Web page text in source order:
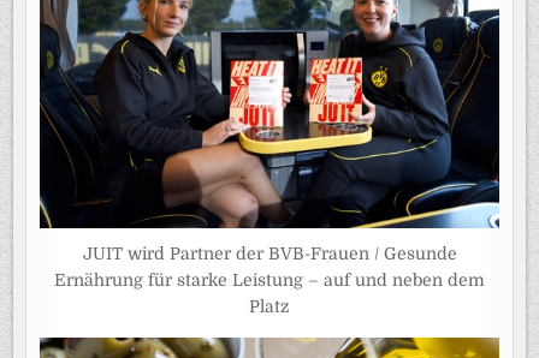
JUIT wird Partner der BVB-Frauen / Gesunde
Ernährung für starke Leistung – auf und neben dem
Platz